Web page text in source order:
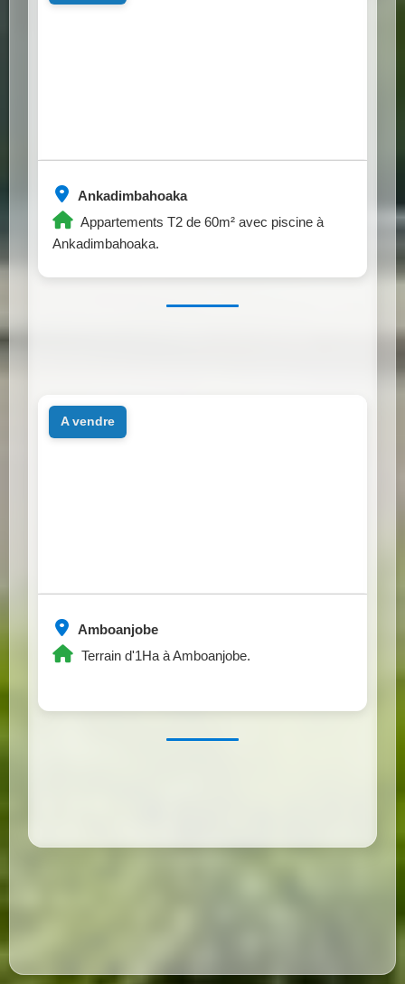
Ankadimbahoaka
Appartements T2 de 60m² avec piscine à
Ankadimbahoaka.
Amboanjobe
Terrain d'1Ha à Amboanjobe.
a vendre